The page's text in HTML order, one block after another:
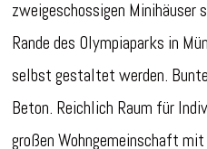
zweigeschossigen Minihäuser
Rande des Olympiaparks in
selbst gestaltet werden. Bunte
Beton. Reichlich Raum für
großen Wohngemeinschaft